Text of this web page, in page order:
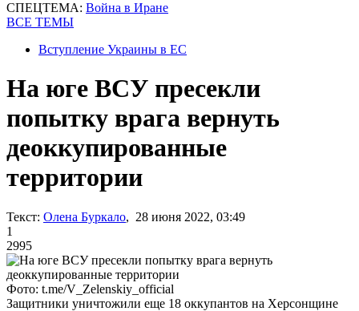
СПЕЦТЕМА: Война в Иране
ВСЕ ТЕМЫ
Вступление Украины в ЕС
На юге ВСУ пресекли
попытку врага вернуть
деоккупированные
территории
Текст: Олена Буркало, 28 июня 2022, 03:49
1
2995
Фото: t.me/V_Zelenskiy_official
Защитники уничтожили еще 18 оккупантов на Херсонщине